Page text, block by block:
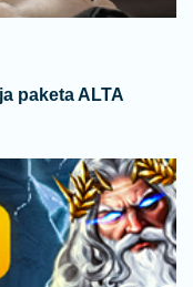
paketa ALTA